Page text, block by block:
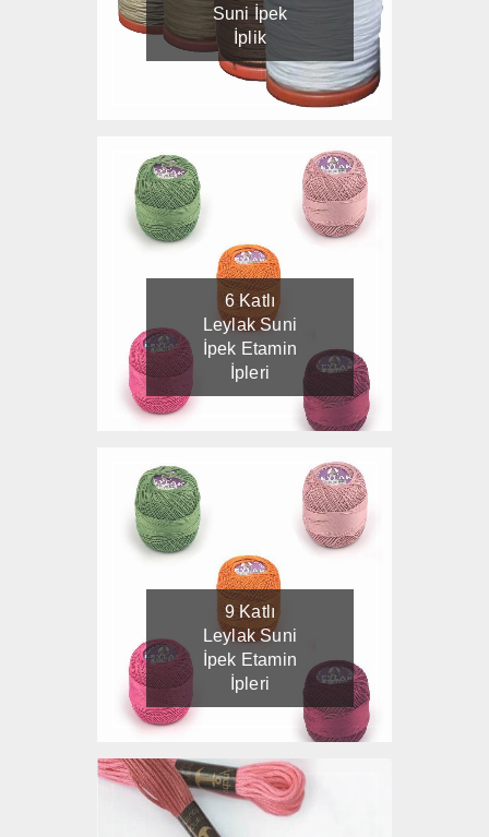
Suni İpek
İplik
6 Katlı
Leylak Suni
İpek Etamin
İpleri
9 Katlı
Leylak Suni
İpek Etamin
İpleri